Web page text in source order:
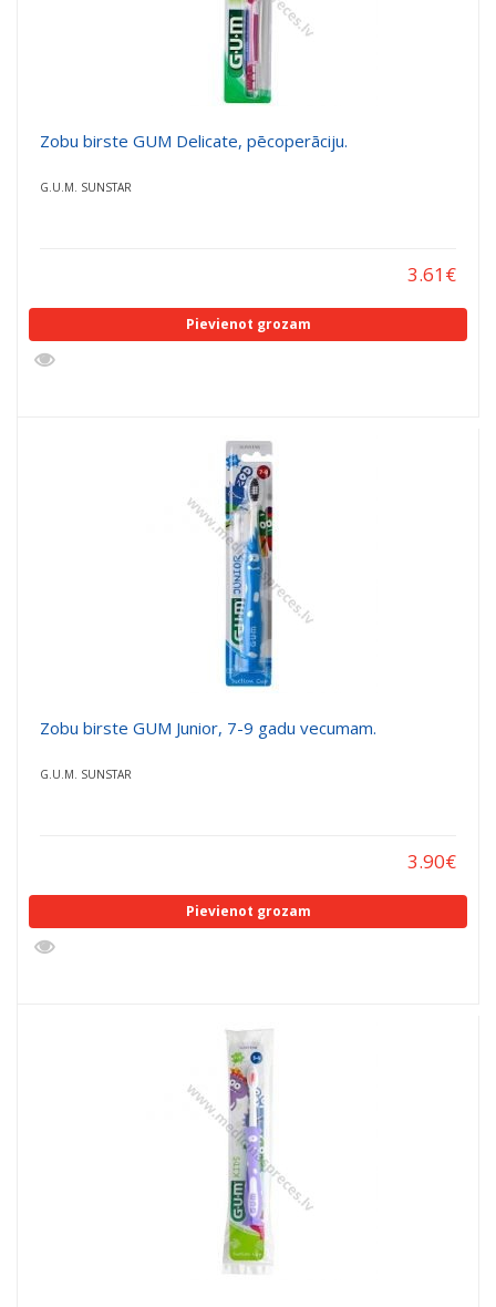
Zobu birste GUM Delicate, pēcoperāciju.
G.U.M. SUNSTAR
3.61€
Pievienot grozam
Zobu birste GUM Junior, 7-9 gadu vecumam.
G.U.M. SUNSTAR
3.90€
Pievienot grozam